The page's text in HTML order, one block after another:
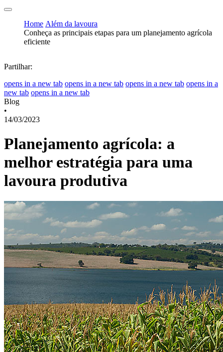
Home Além da lavoura
Conheça as principais etapas para um planejamento agrícola
eficiente
Partilhar:
opens in a new tab opens in a new tab opens in a new tab opens in a
new tab opens in a new tab
Blog
•
14/03/2023
Planejamento agrícola: a
melhor estratégia para uma
lavoura produtiva